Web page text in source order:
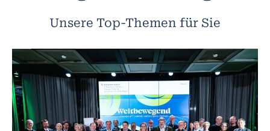
Unsere Top-Themen für Sie